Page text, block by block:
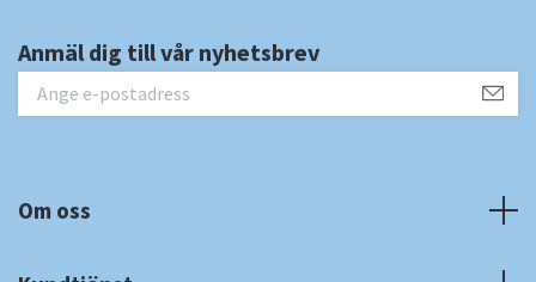
Anmäl dig till vår nyhetsbrev
Om oss